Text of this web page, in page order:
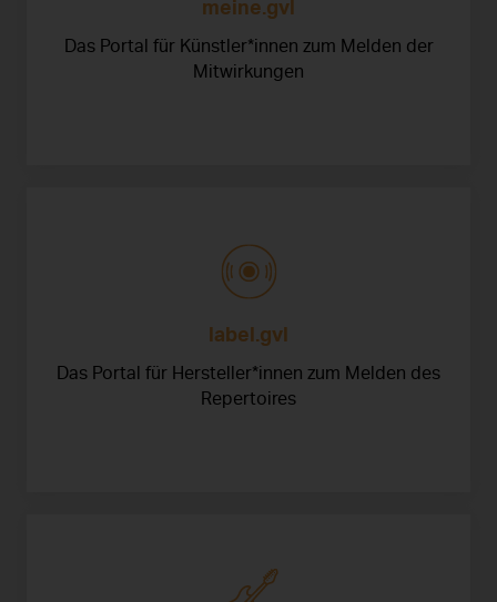
meine.gvl
Das Portal für Künstler*innen zum Melden der
Mitwirkungen
label.gvl
Das Portal für Hersteller*innen zum Melden des
Repertoires